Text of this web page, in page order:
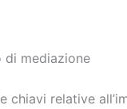
di mediazione
chiavi relative